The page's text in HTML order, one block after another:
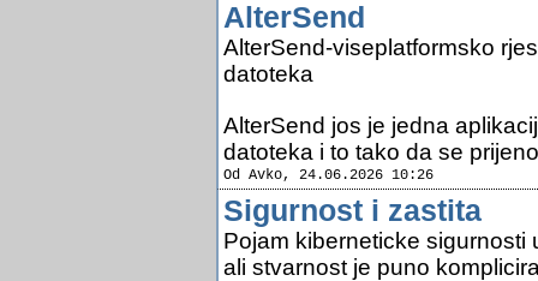
AlterSend
AlterSend-viseplatformsko
datoteka
AlterSend jos je jedna
datoteka i to tako da se
Od Avko, 24.06.2026 10:26
Sigurnost i zastita
Pojam kiberneticke sigurnosti
ali stvarnost je puno